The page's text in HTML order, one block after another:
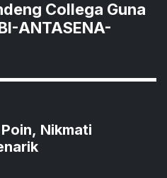
Collega Guna
ANTASENA-
Nikmati